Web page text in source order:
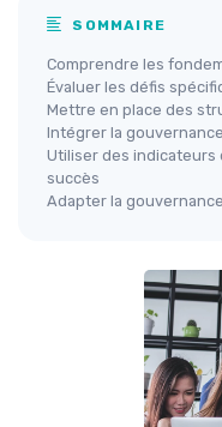
SOMMAIRE
Comprendre les
Évaluer les défis
Mettre en place des
Intégrer la
Utiliser des indicateurs
succès
Adapter la